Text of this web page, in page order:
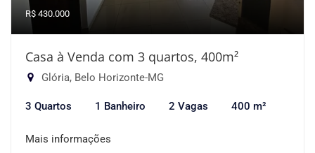
R$ 430.000
Casa à Venda com 3 quartos, 400m²
Glória, Belo Horizonte-MG
3 Quartos 1 Banheiro 2 Vagas 400 m²
Mais informações